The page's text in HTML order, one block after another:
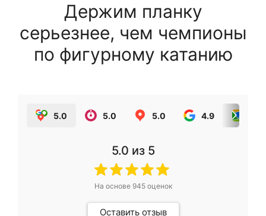
Держим планку
серьезнее, чем чемпионы
по фигурному катанию
5.0 5.0 5.0 4.9
5.0 из 5
На основе 945оценок
Оставить отзыв